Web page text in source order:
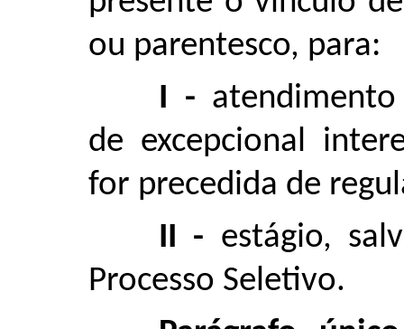
ou parentesco, para:
I -
de excepcional
for precedida de
II - estágio,
Processo Seletivo.